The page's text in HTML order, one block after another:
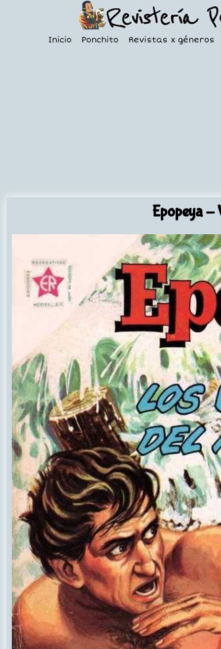
Inicio Ponchito Revistas x géneros
Epopeya-